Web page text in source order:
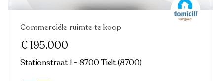
Commerciële ruimte te koop
€ 195.000
Stationstraat 1 - 8700 Tielt (8700)